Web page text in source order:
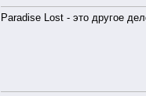
Paradise Lost - это другое